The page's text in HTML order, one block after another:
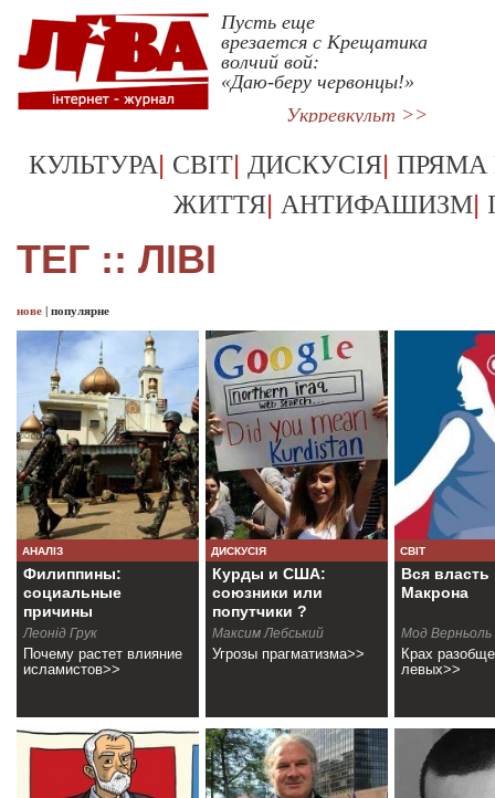
Пусть еще
врезается с Крещатика
волчий вой:
«Даю-беру червонцы!»
Укрревкульт >>
КУЛЬТУРА| СВІТ| ДИСКУСІЯ| ПРЯМА
ЖИТТЯ| АНТИФАШИЗМ|
ТЕГ :: ЛІВІ
нове | популярне
АНАЛІЗ
Филиппины:
социальные
причины
гражданской войны
Леонід Грук
Почему растет влияние
исламистов>>
ДИСКУСІЯ
Курды и США:
союзники или
попутчики ?
Максим Лебський
Угрозы прагматизма>>
СВІТ
Вся власть
Макрона
Мод Верньоль
Крах
левых>>